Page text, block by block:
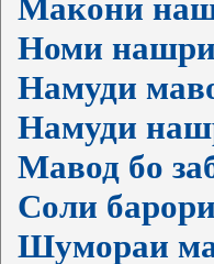
Макони
Номи
Намуди
Намуди
Мавод бо
Соли
Шумораи